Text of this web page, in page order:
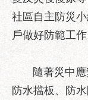
園
地
便
民
務
社區自主防災
戶做好防範工作
隨著災中應
防水擋板、防